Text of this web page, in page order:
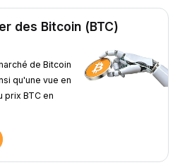
des Bitcoin (BTC)
de Bitcoin
qu'une vue en
prix BTC en